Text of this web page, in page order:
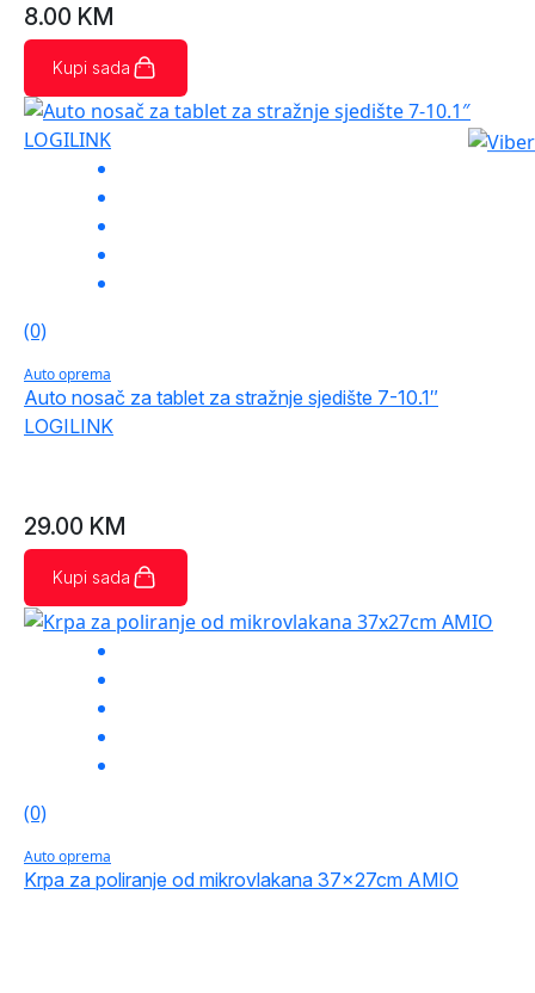
8.00 KM
Kupi sada
(0)
Auto oprema
Auto nosač za tablet za stražnje sjedište 7-10.1″
LOGILINK
29.00 KM
Kupi sada
(0)
Auto oprema
Krpa za poliranje od mikrovlakana 37x27cm AMIO